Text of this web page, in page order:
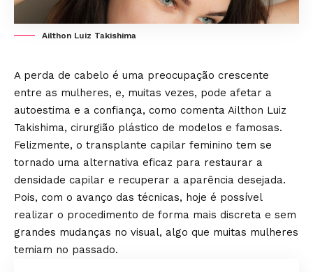
Ailthon Luiz Takishima
A perda de cabelo é uma preocupação crescente
entre as mulheres, e, muitas vezes, pode afetar a
autoestima e a confiança, como comenta Ailthon Luiz
Takishima, cirurgião plástico de modelos e famosas.
Felizmente, o transplante capilar feminino tem se
tornado uma alternativa eficaz para restaurar a
densidade capilar e recuperar a aparência desejada.
Pois, com o avanço das técnicas, hoje é possível
realizar o procedimento de forma mais discreta e sem
grandes mudanças no visual, algo que muitas mulheres
temiam no passado.